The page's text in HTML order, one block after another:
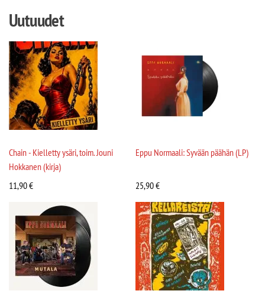
Uutuudet
Chain - Kielletty ysäri, toim. Jouni
Hokkanen (kirja)
11,90€
Eppu Normaali: Syvään päähän (LP)
25,90€